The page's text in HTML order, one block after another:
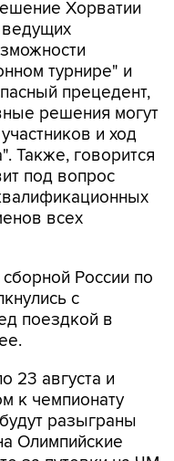
турнире" и
прецедент,
решения могут
и ход
Также, говорится
под вопрос
всех
России по
поездкой в
23 августа и
разыграны
Олимпийские
за путевки на ЧМ
бороться